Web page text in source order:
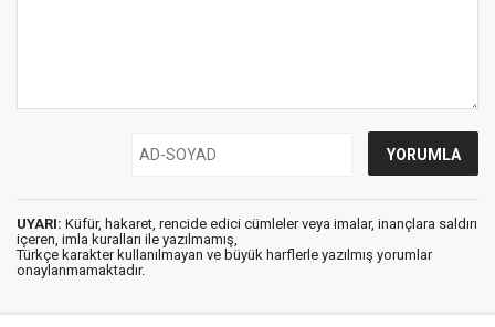
UYARI: Küfür, hakaret, rencide edici cümleler veya imalar, inançlara saldırı
içeren, imla kuralları ile yazılmamış,
Türkçe karakter kullanılmayan ve büyük harflerle yazılmış yorumlar
onaylanmamaktadır.